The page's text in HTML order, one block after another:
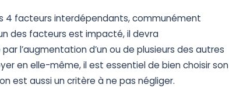
4 facteurs interdépendants, communément
des facteurs est impacté, il devra
l’augmentation d’un ou de plusieurs des autres
en elle-même, il est essentiel de bien choisir son
est aussi un critère à ne pas négliger.